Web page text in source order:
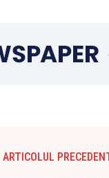
ARTICOLUL